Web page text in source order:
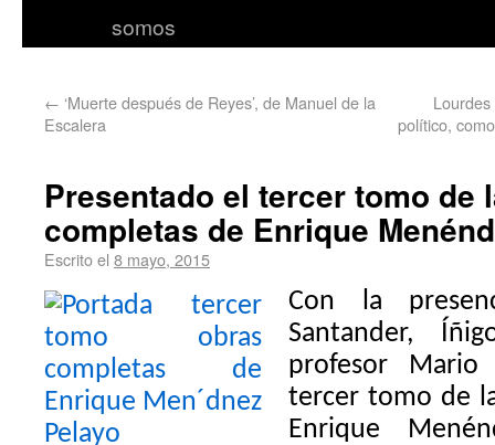
somos
← ‘Muerte después de Reyes’, de Manuel de la
Escalera
político,
Presentado el tercer tomo de
completas de Enrique
Escrito el 8 mayo, 2015
Con la
Santander,
profesor
tercer tomo de
Enrique